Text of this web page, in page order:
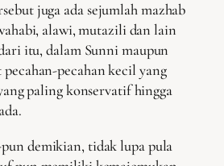
juga ada sejumlah mazhab
alawi, mutazili dan lain
itu, dalam Sunni maupun
pecahan kecil yang
paling konservatif hingga
demikian, tidak lupa pula